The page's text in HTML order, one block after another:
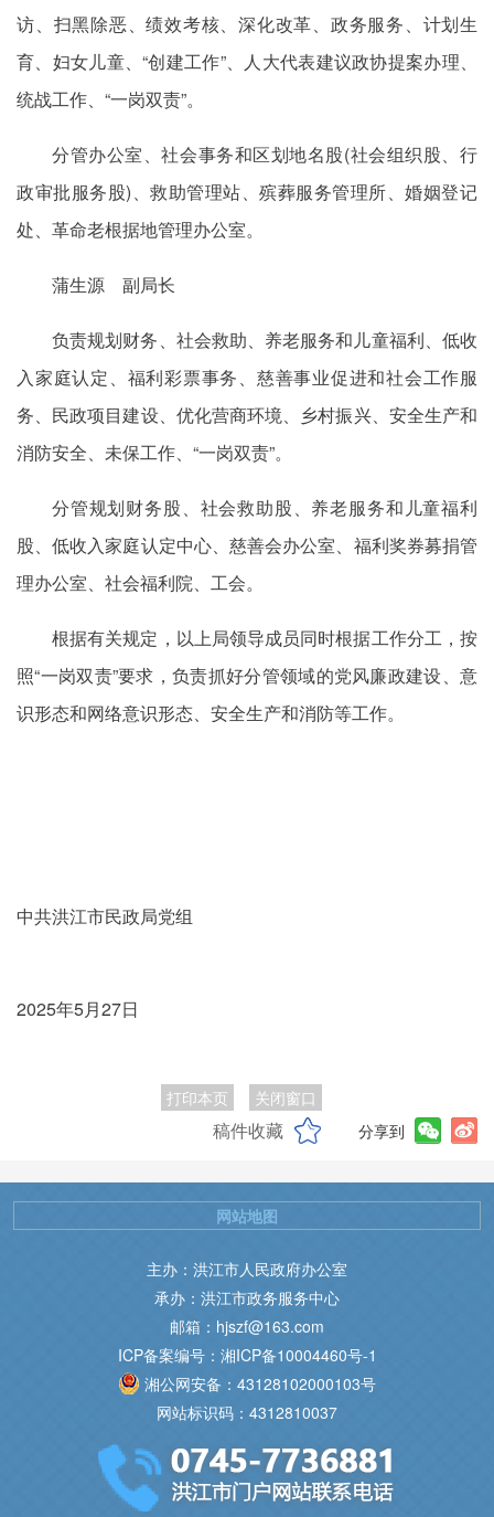
访、扫黑除恶、绩效考核、深化改革、政务服务、计划生
育、妇女儿童、“创建工作”、人大代表建议政协提案办理、
统战工作、“一岗双责”。
分管办公室、社会事务和区划地名股(社会组织股、行
政审批服务股)、救助管理站、殡葬服务管理所、婚姻登记
处、革命老根据地管理办公室。
蒲生源 副局长
负责规划财务、社会救助、养老服务和儿童福利、低收
入家庭认定、福利彩票事务、慈善事业促进和社会工作服
务、民政项目建设、优化营商环境、乡村振兴、安全生产和
消防安全、未保工作、“一岗双责”。
分管规划财务股、社会救助股、养老服务和儿童福利
股、低收入家庭认定中心、慈善会办公室、福利奖券募捐管
理办公室、社会福利院、工会。
根据有关规定，以上局领导成员同时根据工作分工，按
照“一岗双责”要求，负责抓好分管领域的党风廉政建设、意
识形态和网络意识形态、安全生产和消防等工作。
中共洪江市民政局党组
2025年5月27日
打印本页 关闭窗口
稿件收藏 分享到
主办：洪江市人民政府办公室
承办：洪江市政务服务中心
邮箱：hjszf@163.com
ICP备案编号：湘ICP备10004460号-1
湘公网安备：43128102000103号
网站标识码：4312810037
网站地图